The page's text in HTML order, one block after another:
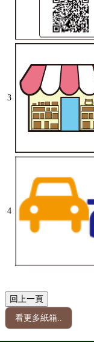
3
4
看更多紙箱..